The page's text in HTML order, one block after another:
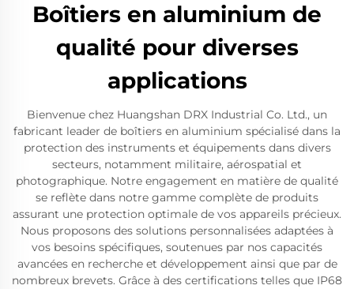
Boîtiers en aluminium de
qualité pour diverses
applications
Bienvenue chez Huangshan DRX Industrial Co. Ltd., un
fabricant leader de boîtiers en aluminium spécialisé dans la
protection des instruments et équipements dans divers
secteurs, notamment militaire, aérospatial et
photographique. Notre engagement en matière de qualité
se reflète dans notre gamme complète de produits
assurant une protection optimale de vos appareils précieux.
Nous proposons des solutions personnalisées adaptées à
vos besoins spécifiques, soutenues par nos capacités
avancées en recherche et développement ainsi que par de
nombreux brevets. Grâce à des certifications telles que IP68